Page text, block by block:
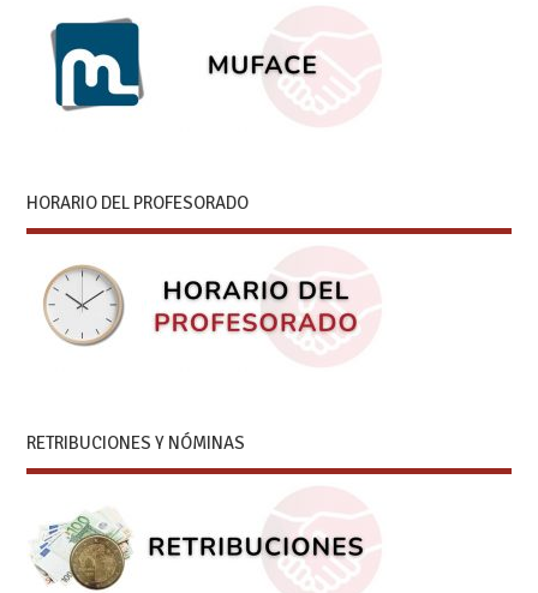
HORARIO DEL PROFESORADO
RETRIBUCIONES Y NÓMINAS